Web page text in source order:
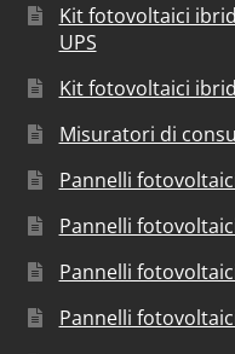
Kit fotovoltaici
UPS
Kit fotovoltaici
Misuratori di
Pannelli
Pannelli
Pannelli
Pannelli